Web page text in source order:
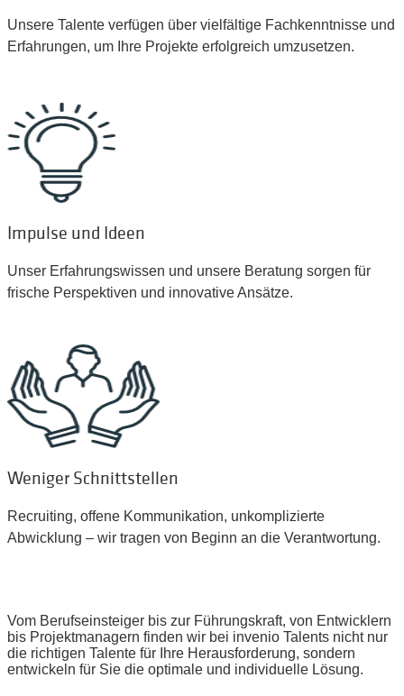
Unsere Talente verfügen über vielfältige Fachkenntnisse und
Erfahrungen, um Ihre Projekte erfolgreich umzusetzen.
Impulse und Ideen
Unser Erfahrungswissen und unsere Beratung sorgen für
frische Perspektiven und innovative Ansätze.
Weniger Schnittstellen
Recruiting, offene Kommunikation, unkomplizierte
Abwicklung – wir tragen von Beginn an die Verantwortung.
Vom Berufseinsteiger bis zur Führungskraft, von Entwicklern
bis Projektmanagern finden wir bei invenio Talents nicht nur
die richtigen Talente für Ihre Herausforderung, sondern
entwickeln für Sie die optimale und individuelle Lösung.